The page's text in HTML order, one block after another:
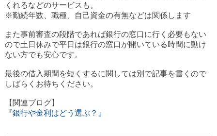
くれるなどのサービスも。
※勤続年数、職種、自己資金の有無などは関係します
また事前審査の段階であれば銀行の窓口に行く必要もない
ので土日休みで平日は銀行の窓口が開いている時間に動け
ない方でも安心です。
最後の借入期間を短くするに関しては別で記事を書くので
しばらくお待ちください。
【関連ブログ】
『銀行や金利はどう選ぶ？』